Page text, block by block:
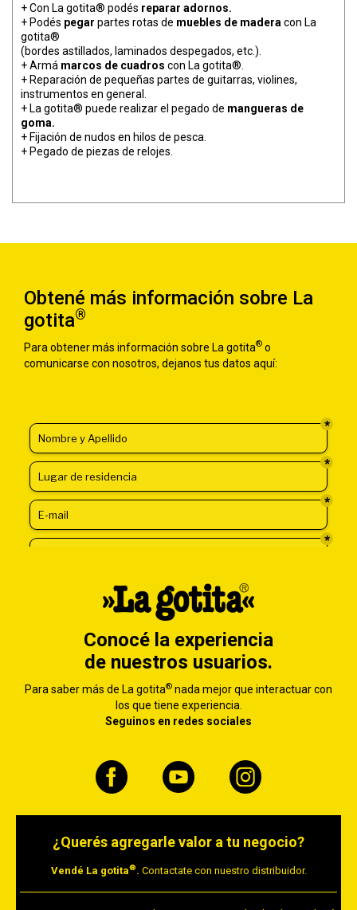
+ Con La gotita® podés reparar adornos.
+ Podés pegar partes rotas de muebles de madera con La
gotita®
(bordes astillados, laminados despegados, etc.).
+ Armá marcos de cuadros con La gotita®.
+ Reparación de pequeñas partes de guitarras, violines,
instrumentos en general.
+ La gotita® puede realizar el pegado de mangueras de
goma.
+ Fijación de nudos en hilos de pesca.
+ Pegado de piezas de relojes.
Obtené más información sobre La
gotita®
Para obtener más información sobre La gotita® o
comunicarse con nosotros, dejanos tus datos aquí:
Conocé la experiencia
de nuestros usuarios.
Para saber más de La gotita® nada mejor que interactuar con
los que tiene experiencia.
Seguinos en redes sociales
¿Querés agregarle valor a tu negocio?
Vendé La gotita®. Contactate con nuestro distribuidor.